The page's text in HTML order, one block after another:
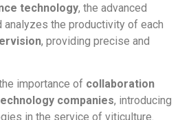
technology, the advanced
analyzes the productivity of each
, providing precise and
importance of collaboration
companies, introducing
in the service of viticulture.